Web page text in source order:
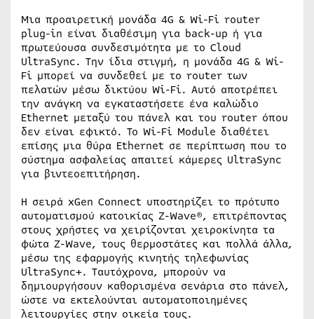
Μια προαιρετική μονάδα 4G & Wi-Fi router
plug-in είναι διαθέσιμη για back-up ή για
πρωτεύουσα συνδεσιμότητα με το Cloud
UltraSync. Την ίδια στιγμή, η μονάδα 4G & Wi-
Fi μπορεί να συνδεθεί με το router των
πελατών μέσω δικτύου Wi-Fi. Αυτό αποτρέπει
την ανάγκη να εγκαταστήσετε ένα καλώδιο
Ethernet μεταξύ του πάνελ και του router όπου
δεν είναι εφικτό. Το Wi-Fi Module διαθέτει
επίσης μια θύρα Ethernet σε περίπτωση που το
σύστημα ασφαλείας απαιτεί κάμερες UltraSync
για βιντεοεπιτήρηση.
Η σειρά xGen Connect υποστηρίζει το πρότυπο
αυτοματισμού κατοικίας Z-Wave®, επιτρέποντας
στους χρήστες να χειρίζονται χειροκίνητα τα
φώτα Z-Wave, τους θερμοστάτες και πολλά άλλα,
μέσω της εφαρμογής κινητής τηλεφωνίας
UltraSync+. Ταυτόχρονα, μπορούν να
δημιουργήσουν καθορισμένα σενάρια στο πάνελ,
ώστε να εκτελούνται αυτοματοποιημένες
λειτουργίες στην οικεία τους.